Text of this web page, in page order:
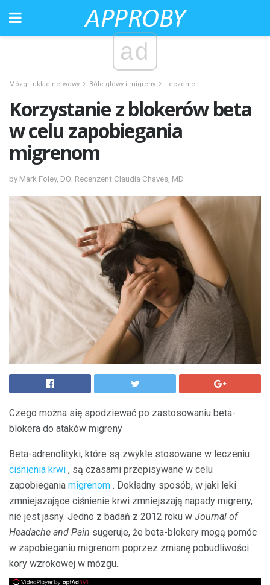
ad
Mózg i układ nerwowy Bóle głowy i migreny Leczenie
Korzystanie z blokerów beta
w celu zapobiegania
migrenom
by Mark Foley, DO; Recenzent Claudia Chaves, MD
Czego można się spodziewać po zastosowaniu beta-
blokera do ataków migreny
Beta-adrenolityki, które są zwykle stosowane w leczeniu
ciśnienia krwi , są czasami przepisywane w celu
zapobiegania migrenom . Dokładny sposób, w jaki leki
zmniejszające ciśnienie krwi zmniejszają napady migreny,
nie jest jasny. Jedno z badań z 2012 roku w Journal of
Headache and Pain sugeruje, że beta-blokery mogą pomóc
w zapobieganiu migrenom poprzez zmianę pobudliwości
kory wzrokowej w mózgu.